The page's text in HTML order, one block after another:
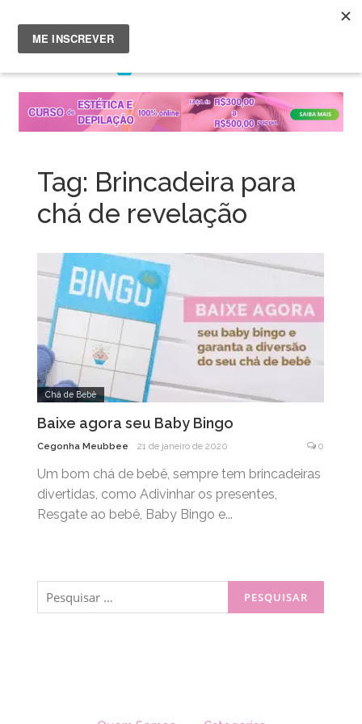
Tag: Brincadeira para
chá de revelação
Chá de Bebê
Baixe agora seu Baby Bingo
Cegonha Meubbee 21 de janeiro de 2020 0
Um bom chá de bebê, sempre tem brincadeiras
divertidas, como Adivinhar os presentes,
Resgate ao bebê, Baby Bingo e...
Pesquisar
por: